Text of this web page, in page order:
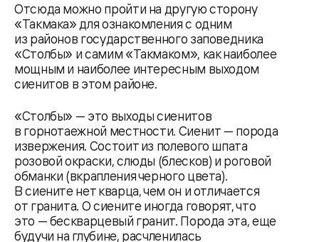
Отсюда можно пройти на другую сторону
«Такмака» для ознакомления с одним
из районов государственного заповедника
«Столбы» и самим «Такмаком», как наиболее
мощным и наиболее интересным выходом
сиенитов в этом районе.
«Столбы» — это выходы сиенитов
в горнотаежной местности. Сиенит — порода
извержения. Состоит из полевого шпата
розовой окраски, слюды (блесков) и роговой
обманки (вкрапления черного цвета).
В сиените нет кварца, чем он и отличается
от гранита. О сиените иногда говорят, что
это — бескварцевый гранит. Порода эта, еще
будучи на глубине, расчленилась